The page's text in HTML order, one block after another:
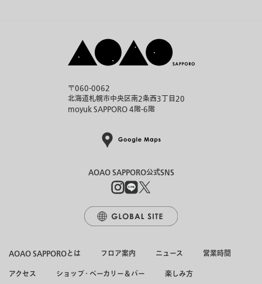
〒060-0062
北海道札幌市中央区南2条西3丁目20
moyuk SAPPORO 4階-6階
AOAO SAPPORO公式SNS
AOAO SAPPOROとは フロア案内 ニュース
営業時間
アクセス
ショップ・ベーカリー＆バー 楽しみ方